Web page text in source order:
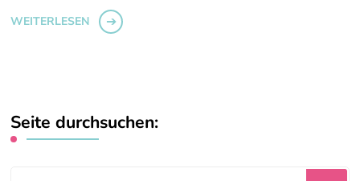
WEITERLESEN
Seite durchsuchen: